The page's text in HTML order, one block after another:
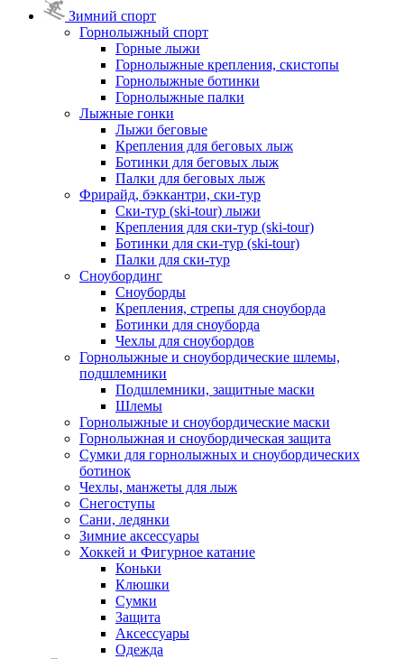
Зимний спорт
Горнолыжный спорт
Горные лыжи
Горнолыжные крепления, скистопы
Горнолыжные ботинки
Горнолыжные палки
Лыжные гонки
Лыжи беговые
Крепления для беговых лыж
Ботинки для беговых лыж
Палки для беговых лыж
Фрирайд, бэккантри, ски-тур
Ски-тур (ski-tour) лыжи
Крепления для ски-тур (ski-tour)
Ботинки для ски-тур (ski-tour)
Палки для ски-тур
Сноубординг
Сноуборды
Крепления, стрепы для сноуборда
Ботинки для сноуборда
Чехлы для сноубордов
Горнолыжные и сноубордические шлемы,
подшлемники
Подшлемники, защитные маски
Шлемы
Горнолыжные и сноубордические маски
Горнолыжная и сноубордическая защита
Сумки для горнолыжных и сноубордических
ботинок
Чехлы, манжеты для лыж
Снегоступы
Сани, ледянки
Зимние аксессуары
Хоккей и Фигурное катание
Коньки
Клюшки
Сумки
Защита
Аксессуары
Одежда